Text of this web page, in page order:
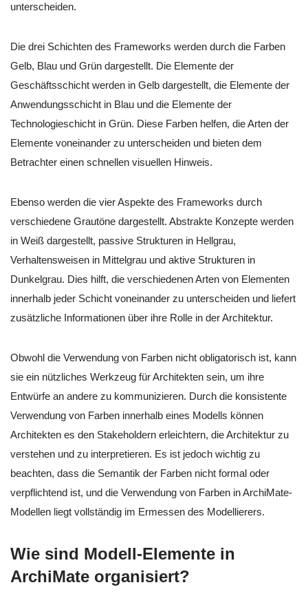
unterscheiden.
Die drei Schichten des Frameworks werden durch die Farben
Gelb, Blau und Grün dargestellt. Die Elemente der
Geschäftsschicht werden in Gelb dargestellt, die Elemente der
Anwendungsschicht in Blau und die Elemente der
Technologieschicht in Grün. Diese Farben helfen, die Arten der
Elemente voneinander zu unterscheiden und bieten dem
Betrachter einen schnellen visuellen Hinweis.
Ebenso werden die vier Aspekte des Frameworks durch
verschiedene Grautöne dargestellt. Abstrakte Konzepte werden
in Weiß dargestellt, passive Strukturen in Hellgrau,
Verhaltensweisen in Mittelgrau und aktive Strukturen in
Dunkelgrau. Dies hilft, die verschiedenen Arten von Elementen
innerhalb jeder Schicht voneinander zu unterscheiden und liefert
zusätzliche Informationen über ihre Rolle in der Architektur.
Obwohl die Verwendung von Farben nicht obligatorisch ist, kann
sie ein nützliches Werkzeug für Architekten sein, um ihre
Entwürfe an andere zu kommunizieren. Durch die konsistente
Verwendung von Farben innerhalb eines Modells können
Architekten es den Stakeholdern erleichtern, die Architektur zu
verstehen und zu interpretieren. Es ist jedoch wichtig zu
beachten, dass die Semantik der Farben nicht formal oder
verpflichtend ist, und die Verwendung von Farben in ArchiMate-
Modellen liegt vollständig im Ermessen des Modellierers.
Wie sind Modell-Elemente in
ArchiMate organisiert?